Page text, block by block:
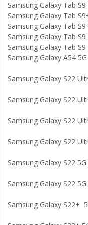
Samsung Galaxy Tab
Samsung Galaxy Tab
Samsung Galaxy Tab
Samsung Galaxy Tab
Samsung Galaxy Tab
Samsung Galaxy A54
Samsung Galaxy S22
Samsung Galaxy S22
Samsung Galaxy S22
Samsung Galaxy S22
Samsung Galaxy S22
Samsung Galaxy S22
Samsung Galaxy S22+